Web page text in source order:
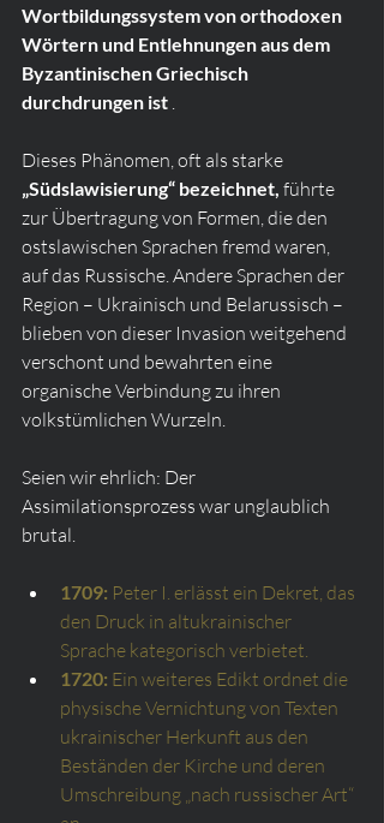
Wortbildungssystem von orthodoxen
Wörtern und Entlehnungen aus dem
Byzantinischen Griechisch
durchdrungen ist .
Dieses Phänomen, oft als starke
„Südslawisierung“ bezeichnet, führte
zur Übertragung von Formen, die den
ostslawischen Sprachen fremd waren,
auf das Russische. Andere Sprachen der
Region – Ukrainisch und Belarussisch –
blieben von dieser Invasion weitgehend
verschont und bewahrten eine
organische Verbindung zu ihren
volkstümlichen Wurzeln.
Seien wir ehrlich: Der
Assimilationsprozess war unglaublich
brutal.
1709: Peter I. erlässt ein Dekret, das
den Druck in altukrainischer
Sprache kategorisch verbietet.
1720: Ein weiteres Edikt ordnet die
physische Vernichtung von Texten
ukrainischer Herkunft aus den
Beständen der Kirche und deren
Umschreibung „nach russischer Art“